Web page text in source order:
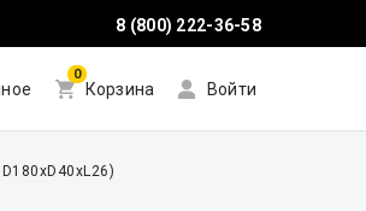
8 (800) 222-36-58
0
Корзина Войти